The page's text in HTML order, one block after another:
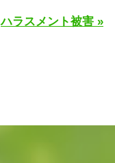
ハラスメント被害 »